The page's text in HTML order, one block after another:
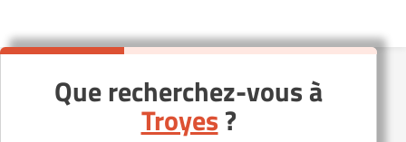
Que recherchez-vous à
Troyes?